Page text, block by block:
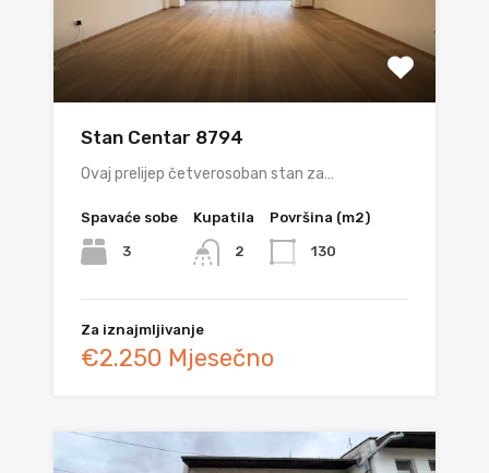
Stan Centar 8794
Ovaj prelijep četverosoban stan za…
Spavaće sobe
3
Kupatila
2
Površina (m2)
130
Za iznajmljivanje
€2.250 Mjesečno